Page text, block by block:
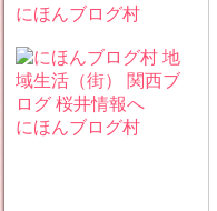
にほんブログ村
にほんブログ村